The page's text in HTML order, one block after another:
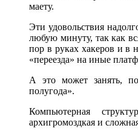
маету.
Эти удовольствия
любую минуту, так как
пор в руках хакеров и в
«переезда» на иные
А это может занять,
полугода».
Компьютерная
архигромоздкая и